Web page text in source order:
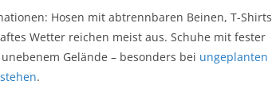
Hosen mit abtrennbaren Beinen, T-Shirts
Wetter reichen meist aus. Schuhe mit fester
Gelände – besonders bei ungeplanten
.